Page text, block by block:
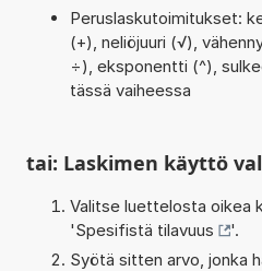
Peruslaskutoimitukset:
(+), neliöjuuri (√),
÷), eksponentti (^),
tässä vaiheessa
tai: Laskimen käyttö
Valitse luettelosta oikea
'Spesifistä tilavuus
'.
Syötä sitten arvo, jonka